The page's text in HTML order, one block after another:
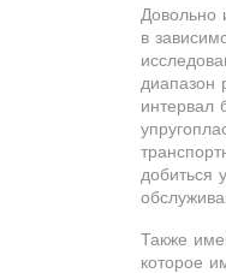
Довольно
в
диапазон
интервал
добиться
Также
которое